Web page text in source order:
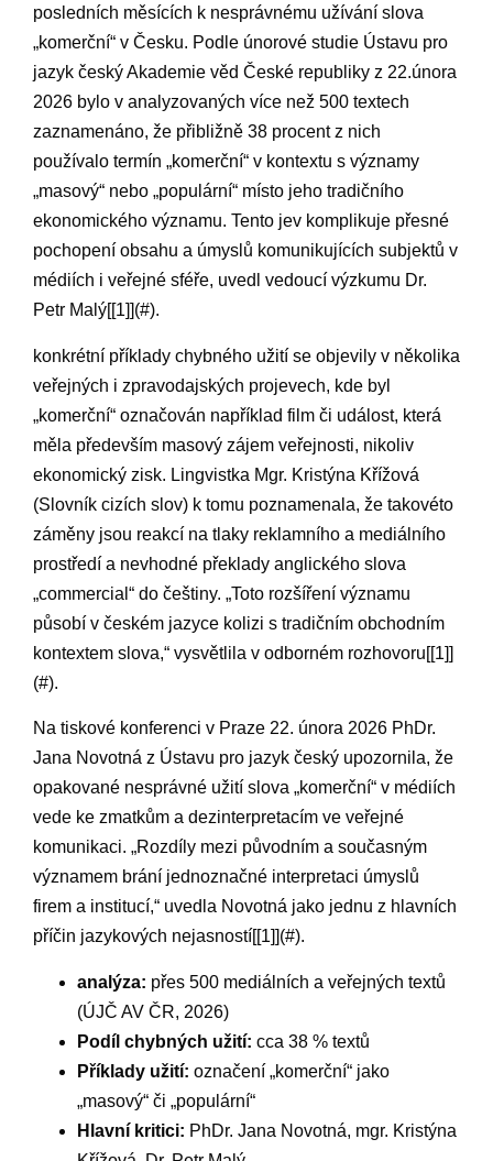
posledních měsících⁤ k nesprávnému ⁢užívání slova
„komerční“ v Česku. Podle únorové studie Ústavu pro
jazyk⁣ český Akademie věd České⁢ republiky​ z 22.února
2026 bylo v⁤ analyzovaných více než 500 textech
zaznamenáno, že přibližně 38 ⁣procent z nich
používalo termín „komerční“ v kontextu s významy
„masový“ nebo „populární“ místo jeho tradičního
‌ekonomického významu. Tento jev komplikuje přesné
pochopení obsahu a úmyslů⁣ komunikujících subjektů v
médiích i veřejné sféře, uvedl vedoucí výzkumu Dr.
Petr Malý[[1]](#).
konkrétní⁢ příklady⁣ chybného užití se objevily v⁣ několika
veřejných i zpravodajských projevech, kde byl
„komerční“ označován například film či událost, která
měla především masový zájem veřejnosti, nikoliv
ekonomický zisk. Lingvistka Mgr.‍ Kristýna Křížová
(Slovník cizích slov) k tomu poznamenala, že takovéto
záměny jsou reakcí na tlaky reklamního ⁣a mediálního
prostředí a nevhodné překlady‌ anglického slova
⁤„commercial“ do češtiny. „Toto rozšíření významu
působí v českém jazyce‌ kolizi ⁢s tradičním obchodním
kontextem slova,“ vysvětlila v odborném rozhovoru[[1]]
(#).
Na⁤ tiskové konferenci v Praze 22. února 2026 PhDr.
Jana Novotná z Ústavu pro jazyk ⁤český upozornila, že
opakované⁤ nesprávné užití slova ⁣„komerční“ v médiích
vede⁢ ke zmatkům ⁣a dezinterpretacím ve veřejné
komunikaci. „Rozdíly mezi původním a současným
významem brání​ jednoznačné⁣ interpretaci úmyslů
‌firem ⁣a institucí,“​ uvedla Novotná jako jednu z hlavních
příčin jazykových nejasností[[1]](#).
analýza: přes 500 ‍mediálních ⁣a veřejných textů
(ÚJČ AV⁤ ČR,‍ 2026)
Podíl chybných užití: cca ​38 % textů
Příklady užití: označení „komerční“ jako
‍„masový“ či „populární“
Hlavní kritici: PhDr.⁤ Jana Novotná, mgr. Kristýna